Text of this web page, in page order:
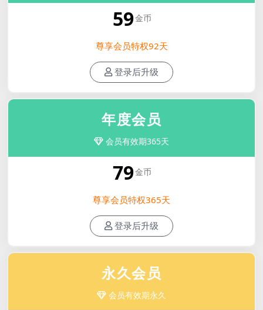
59金币
尊享会员特权92天
登录后升级
年度会员
会员有效期365天
79金币
尊享会员特权365天
登录后升级
永久会员
会员有效期永久